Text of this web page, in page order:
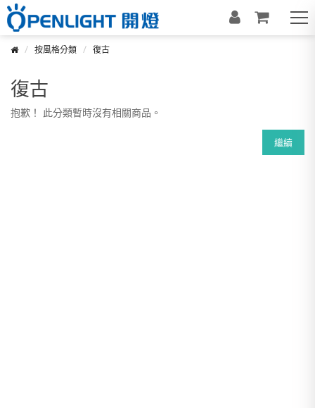
按風格分類 復古
復古
抱歉！ 此分類暫時沒有相關商品。
繼續